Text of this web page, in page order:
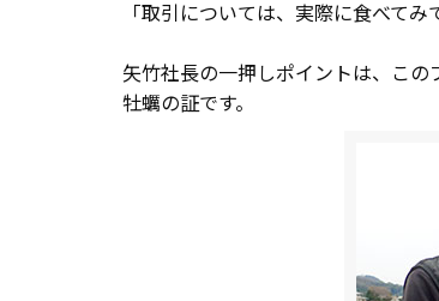
「取引については、実際に食べて
矢竹社長の一押しポイントは、こ
牡蠣の証です。